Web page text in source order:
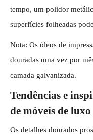
tempo, um polidor
superfícies folheadas
Nota: Os óleos de
douradas uma vez por
camada galvanizada.
Tendências e
de móveis de luxo
Os detalhes dourados